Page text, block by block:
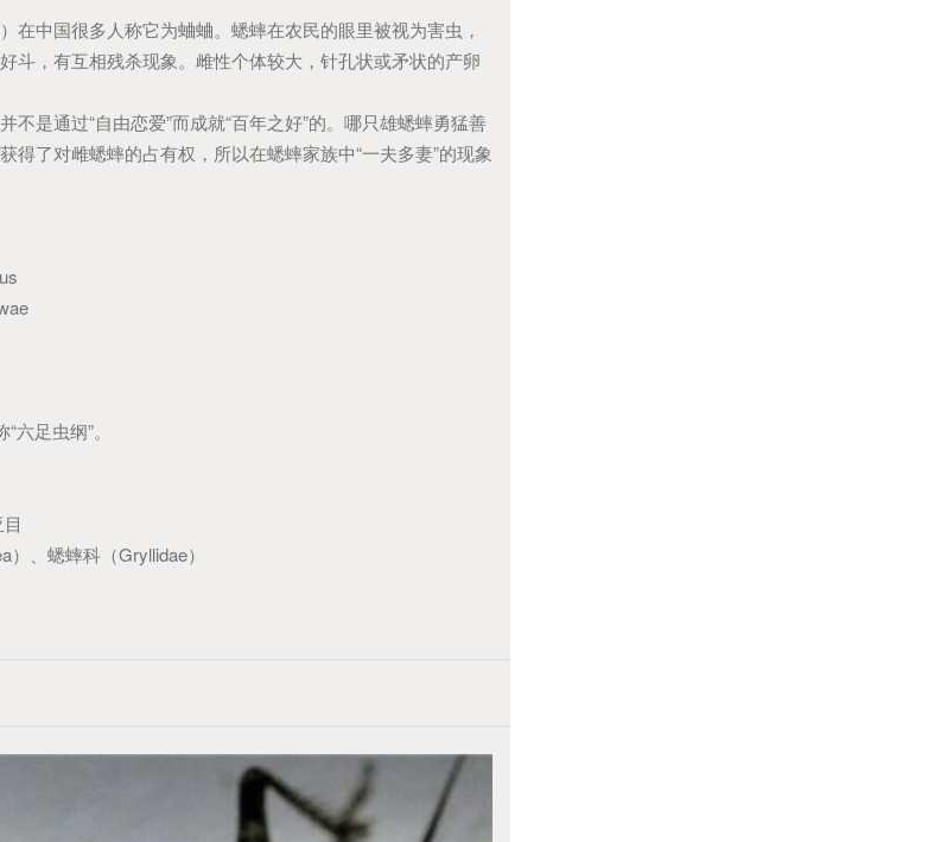
中国很多人称它为蛐蛐。蟋蟀在农民的眼里被视为害虫，
斗，有互相残杀现象。雌性个体较大，针孔状或矛状的产卵
是通过“自由恋爱”而成就“百年之好”的。哪只雄蟋蟀勇猛善
得了对雌蟋蟀的占有权，所以在蟋蟀家族中“一夫多妻”的现象
六足虫纲”。
、蟋蟀科（Gryllidae）